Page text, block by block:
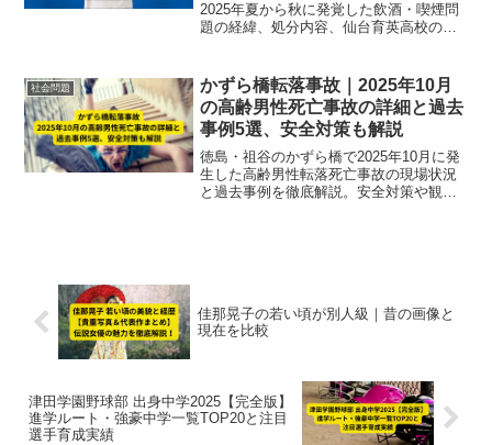
2025年夏から秋に発覚した飲酒・喫煙問
題の経緯、処分内容、仙台育英高校の辞
社会問題
かずら橋転落事故｜2025年10月
の高齢男性死亡事故の詳細と過去
事例5選、安全対策も解説
徳島・祖谷のかずら橋で2025年10月に発
生した高齢男性転落死亡事故の現場状況
と過去事例を徹底解説。安全対策や観光
佳那晃子の若い頃が別人級｜昔の画像と
現在を比較
津田学園野球部 出身中学2025【完全版】
進学ルート・強豪中学一覧TOP20と注目
選手育成実績